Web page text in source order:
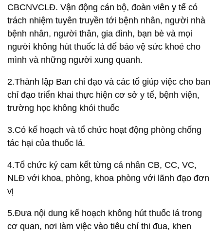
CBCNVCLĐ. Vận động cán bộ, đoàn viên y tế có
trách nhiệm tuyên truyền tới bệnh nhân, người nhà
bệnh nhân, người thân, gia đình, bạn bè và mọi
người không hút thuốc lá để bảo vệ sức khoẻ cho
mình và những người xung quanh.
2.Thành lập Ban chỉ đạo và các tổ giúp việc cho ban
chỉ đạo triển khai thực hiện cơ sở y tế, bệnh viện,
trường học không khói thuốc
3.Có kế hoạch và tổ chức hoạt động phòng chống
tác hại của thuốc lá.
4.Tổ chức ký cam kết từng cá nhân CB, CC, VC,
NLĐ với khoa, phòng, khoa phòng với lãnh đạo đơn
vị
5.Đưa nội dung kế hoạch không hút thuốc lá trong
cơ quan, nơi làm việc vào tiêu chí thi đua, khen